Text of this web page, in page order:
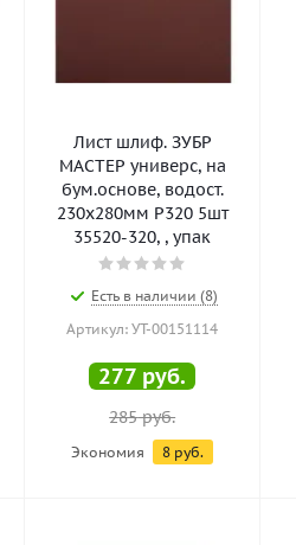
Лист шлиф. ЗУБР
МАСТЕР универс, на
бум.основе, водост.
230х280мм Р320 5шт
35520-320, , упак
Есть в наличии (8)
Артикул: УТ-00151114
277 руб.
285руб.
Экономия 8 руб.